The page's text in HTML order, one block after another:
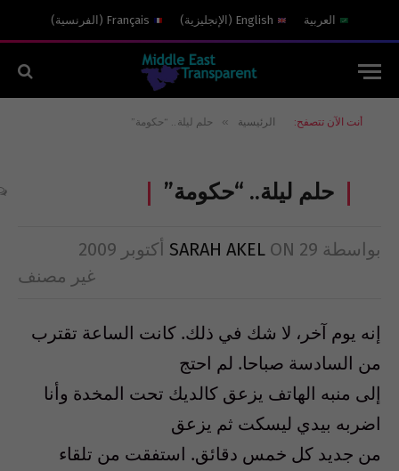
العربية English
( الإنجليزية)
Français
( الفرنسية)
أنت الآن تتصفح: الرئيسية » حلم ليلة.. “حكومة”
حلم ليلة.. “حكومة”
بواسطة SARAH AKEL ON 29 أكتوبر 2009
غير مصنف
إنه يوم آخر، لا شك في ذلك. كانت الساعة تقترب
من السادسة صباحا. لم احتج
إلى منبه الهاتف يزعق كالديك تحت المخدة وأنا
اضربه بيدي ليسكت ثم يزعق
من جديد كل خمس دقائق. استفقت من تلقاء